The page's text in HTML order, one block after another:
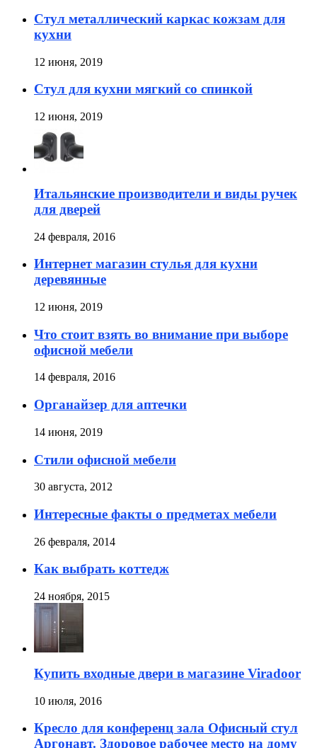
Стул металлический каркас кожзам для
кухни
12 июня, 2019
Стул для кухни мягкий со спинкой
12 июня, 2019
Итальянские производители и виды ручек
для дверей
24 февраля, 2016
Интернет магазин стулья для кухни
деревянные
12 июня, 2019
Что стоит взять во внимание при выборе
офисной мебели
14 февраля, 2016
Органайзер для аптечки
14 июня, 2019
Стили офисной мебели
30 августа, 2012
Интересные факты о предметах мебели
26 февраля, 2014
Как выбрать коттедж
24 ноября, 2015
Купить входные двери в магазине Viradoor
10 июля, 2016
Кресло для конференц зала Офисный стул
Аргонавт. Здоровое рабочее место на дому